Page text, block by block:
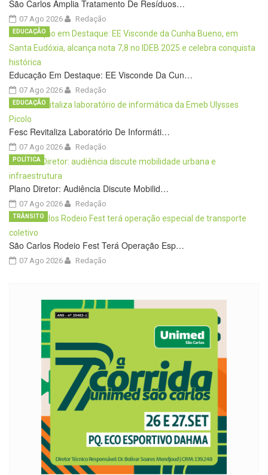
São Carlos Amplia Tratamento De Resíduos…
07 Ago 2026 Redação
Educação Em Destaque: EE Visconde Da Cun…
07 Ago 2026
EDUCAÇÃO
Redação
Fesc Revitaliza Laboratório De Informáti…
07 Ago 2026
EDUCAÇÃO
Redação
Plano Diretor: Audiência Discute Mobilid…
07 Ago 2026
POLÍTICA
Redação
São Carlos Rodeio Fest Terá Operação Esp…
07 Ago 2026
TRÂNSITO
Redação